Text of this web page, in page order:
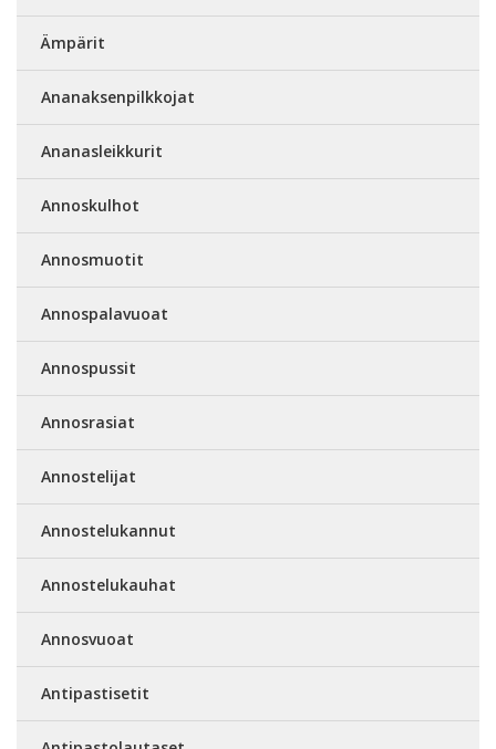
Ämpärit
Ananaksenpilkkojat
Ananasleikkurit
Annoskulhot
Annosmuotit
Annospalavuoat
Annospussit
Annosrasiat
Annostelijat
Annostelukannut
Annostelukauhat
Annosvuoat
Antipastisetit